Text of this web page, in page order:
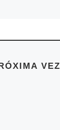
VEZ